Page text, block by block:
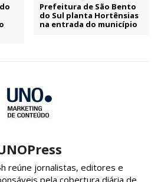
Prefeitura de São Bento
do Sul planta Hortênsias
na entrada do município
reúne jornalistas, editores e
pela cobertura diária de